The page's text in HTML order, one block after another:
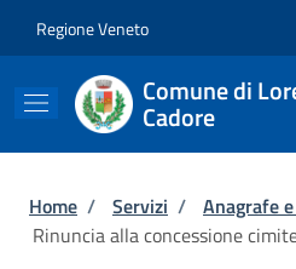
Regione Veneto
Comune di
Cadore
Briciole di pane
Home / Servizi / Anagrafe
Rinuncia alla concessione